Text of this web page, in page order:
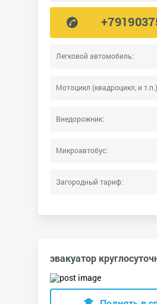
Легковой автомобиль:
Мотоцикл (квадроцикл, и
Внедорожник:
Микроавтобус:
Загородный тариф:
эвакуатор